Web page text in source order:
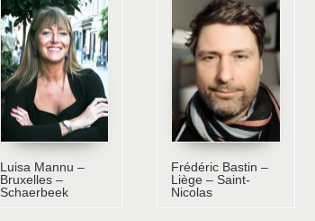
Luisa Mannu –
Bruxelles –
Schaerbeek
Frédéric Bastin –
Liège – Saint-
Nicolas